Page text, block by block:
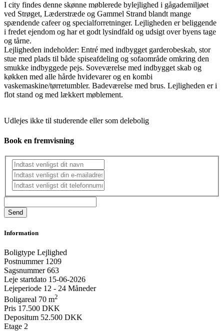
I city findes denne skønne møblerede bylejlighed i gågademiljøet
ved Strøget, Læderstræde og Gammel Strand blandt mange
spændende cafeer og specialforretninger. Lejligheden er beliggende
i fredet ejendom og har et godt lysindfald og udsigt over byens tage
og tårne.
Lejligheden indeholder: Entré med indbygget garderobeskab, stor
stue med plads til både spiseafdeling og sofaområde omkring den
smukke indbyggede pejs. Soveværelse med indbygget skab og
køkken med alle hårde hvidevarer og en kombi
vaskemaskine/tørretumbler. Badeværelse med brus. Lejligheden er i
flot stand og med lækkert møblement.
Udlejes ikke til studerende eller som delebolig
Book en fremvisning
Information
Boligtype Lejlighed
Postnummer 1209
Sagsnummer 663
Leje startdato 15-06-2026
Lejeperiode 12 - 24 Måneder
Boligareal 70 m2
Pris 17.500 DKK
Depositum 52.500 DKK
Etage 2